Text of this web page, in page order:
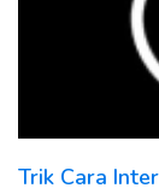
Trik Cara